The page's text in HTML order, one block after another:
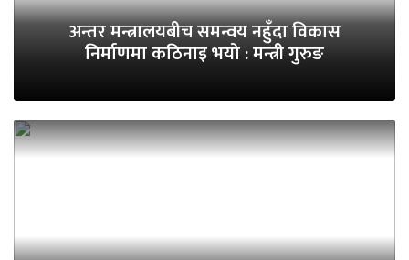
अन्तर मन्त्रालयबीच समन्वय नहुँदा विकास
निर्माणमा कठिनाइ भयो : मन्त्री गुरुङ